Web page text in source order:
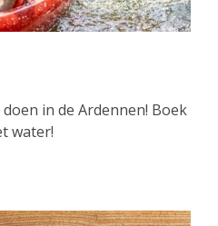
in de Ardennen! Boek
water!